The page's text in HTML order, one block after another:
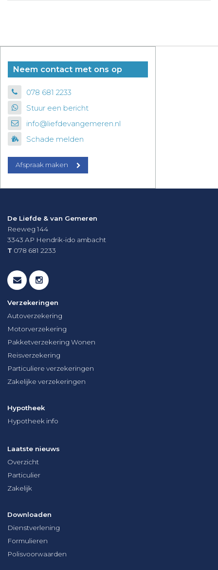
Neem contact met ons op
078 681 2233
Stuur een bericht
info@liefdevangemeren.nl
Schade melden
Afspraak maken
De Liefde & van Gemeren
Reeweg 144
3343 AP Hendrik-ido ambacht
T 078 681 2233
Verzekeringen
Autoverzekering
Motorverzekering
Pakketverzekering Wonen
Reisverzekering
Particuliere verzekeringen
Zakelijke verzekeringen
Hypotheek
Hypotheek info
Laatste nieuws
Overzicht
Particulier
Zakelijk
Downloaden
Dienstverlening
Formulieren
Polisvoorwaarden